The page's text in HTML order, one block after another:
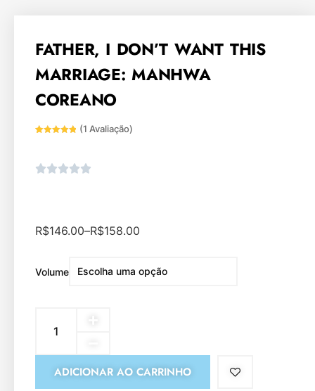
FATHER, I DON’T WANT THIS
MARRIAGE: MANHWA
COREANO
baseado
em
(1 Avaliação)
R$146.00–R$158.00
Volume
ADICIONAR AO CARRINHO